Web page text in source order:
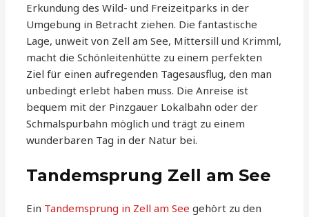
Erkundung des Wild- und Freizeitparks in der
Umgebung in Betracht ziehen. Die fantastische
Lage, unweit von Zell am See, Mittersill und Krimml,
macht die Schönleitenhütte zu einem perfekten
Ziel für einen aufregenden Tagesausflug, den man
unbedingt erlebt haben muss. Die Anreise ist
bequem mit der Pinzgauer Lokalbahn oder der
Schmalspurbahn möglich und trägt zu einem
wunderbaren Tag in der Natur bei.
Tandemsprung Zell am See
Ein Tandemsprung in Zell am See gehört zu den